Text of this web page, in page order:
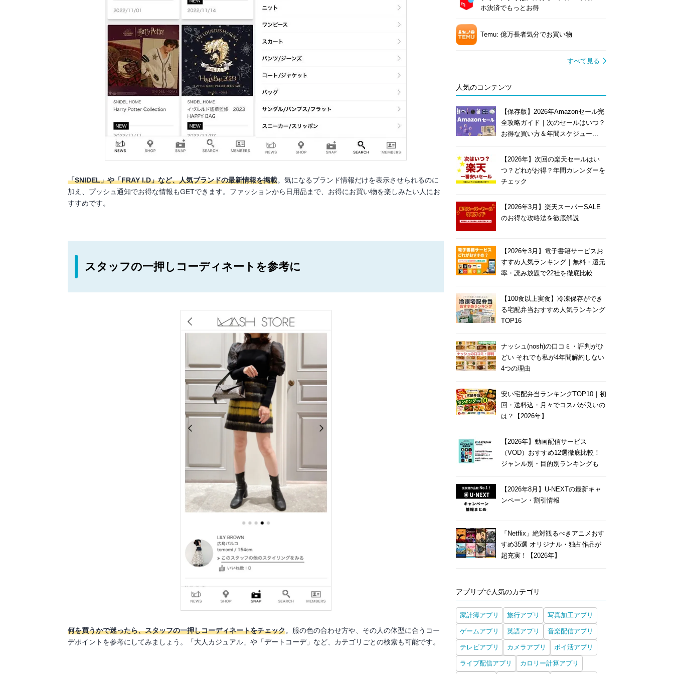
「SNIDEL」や「FRAY I.D」など、人気ブランドの最新情報を掲載。気になるブランド情報だけを表示させられるのに
加え、プッシュ通知でお得な情報もGETできます。ファッションから日用品まで、お得にお買い物を楽しみたい人にお
すすめです。
スタッフの一押しコーディネートを参考に
何を買うかで迷ったら、スタッフの一押しコーディネートをチェック。服の色の合わせ方や、その人の体型に合うコー
デポイントを参考にしてみましょう。「大人カジュアル」や「デートコーデ」など、カテゴリごとの検索も可能です。
ホ決済でもっとお得
Temu: 億万長者気分でお買い物
すべて見る
人気のコンテンツ
【保存版】2026年Amazonセール完
全攻略ガイド｜次のセールはいつ？
お得な買い方＆年間スケジュー...
【2026年】次回の楽天セールはい
つ？どれがお得？年間カレンダーを
チェック
【2026年3月】楽天スーパーSALE
のお得な攻略法を徹底解説
【2026年3月】電子書籍サービスお
すすめ人気ランキング｜無料・還元
率・読み放題で22社を徹底比較
【100食以上実食】冷凍保存ができ
る宅配弁当おすすめ人気ランキング
TOP16
ナッシュ(nosh)の口コミ・評判がひ
どい それでも私が4年間解約しない
4つの理由
安い宅配弁当ランキングTOP10｜初
回・送料込・月々でコスパが良いの
は？【2026年】
【2026年】動画配信サービス
（VOD）おすすめ12選徹底比較！
ジャンル別・目的別ランキングも
【2026年8月】U-NEXTの最新キャ
ンペーン・割引情報
「Netflix」絶対観るべきアニメおす
すめ35選 オリジナル・独占作品が
超充実！【2026年】
アプリブで人気のカテゴリ
家計簿アプリ 旅行アプリ 写真加工アプリ
ゲームアプリ 英語アプリ 音楽配信アプリ
テレビアプリ カメラアプリ ポイ活アプリ
ライブ配信アプリ カロリー計算アプリ